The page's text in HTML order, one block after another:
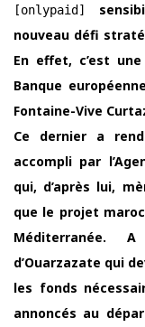
[onlypaid]
nouveau défi
En effet, c’est
Banque
Fontaine-Vive
Ce dernier a
accompli par
qui, d’après lui,
que le projet
Méditerranée.
d’Ouarzazate qui
les fonds
annoncés au